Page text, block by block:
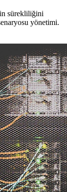
sürekliliğini
yönetimi.